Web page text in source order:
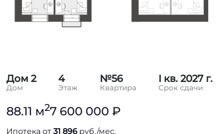
Дом 2
Дом
4
Этаж
№56
Квартира
I кв. 2027 г.
Срок сдачи
88.11 м27 600 000 ₽
Ипотека от31 896 руб./мес.